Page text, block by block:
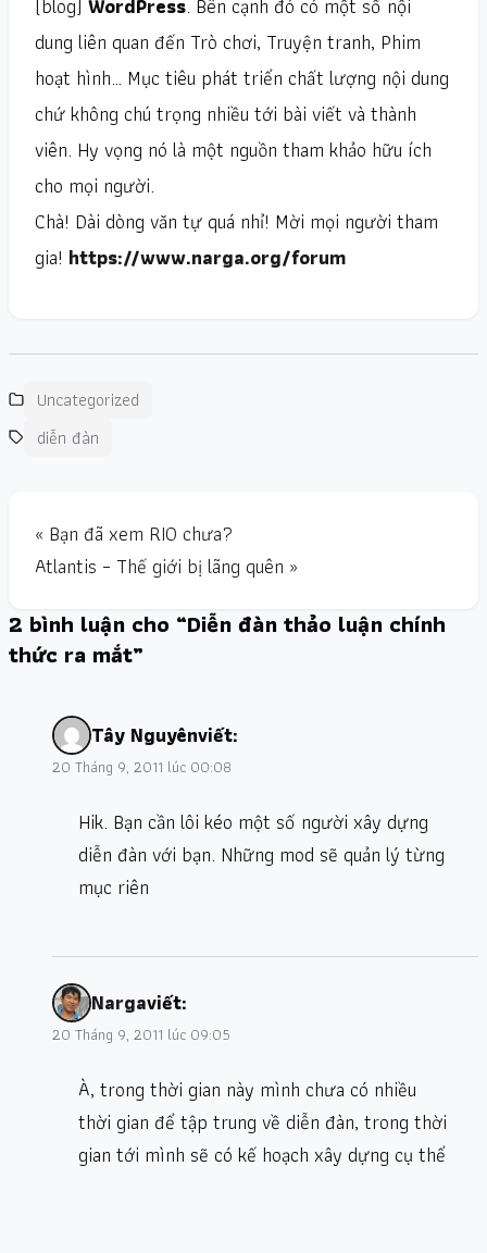
dung liên quan đến Trò chơi, Truyện tranh, Phim
hoạt hình… Mục tiêu phát triển chất lượng nội dung
chứ không chú trọng nhiều tới bài viết và thành
viên. Hy vọng nó là một nguồn tham khảo hữu ích
cho mọi người.
Chà! Dài dòng văn tự quá nhỉ! Mời mọi người tham
gia! https://www.narga.org/forum
Uncategorized
diễn đàn
« Bạn đã xem RIO chưa?
Atlantis – Thế giới bị lãng quên »
2 bình luận cho “Diễn đàn thảo luận chính
thức ra mắt”
Tây Nguyênviết:
20 Tháng 9, 2011 lúc 00:08
Hik. Bạn cần lôi kéo một số người xây dựng
diễn đàn với bạn. Những mod sẽ quản lý từng
mục riên
Nargaviết:
20 Tháng 9, 2011 lúc 09:05
À, trong thời gian này mình chưa có nhiều
thời gian để tập trung về diễn đàn, trong thời
gian tới mình sẽ có kế hoạch xây dựng cụ thể